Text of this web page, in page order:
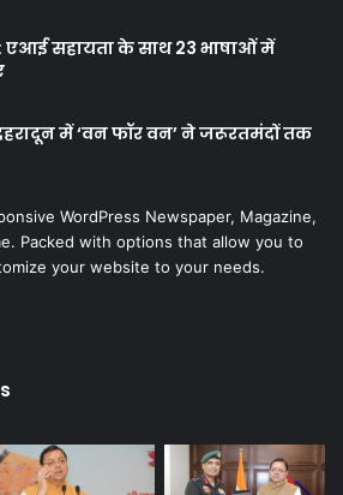
एआई सहायता के साथ 23 भाषाओं में
में ‘वन फॉर वन’ ने जरूरतमंदों तक
WordPress Newspaper, Magazine,
Packed with options that allow you to
your website to your needs.